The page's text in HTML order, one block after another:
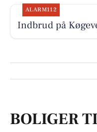
ALARM112
Indbrud på
BOLIGER